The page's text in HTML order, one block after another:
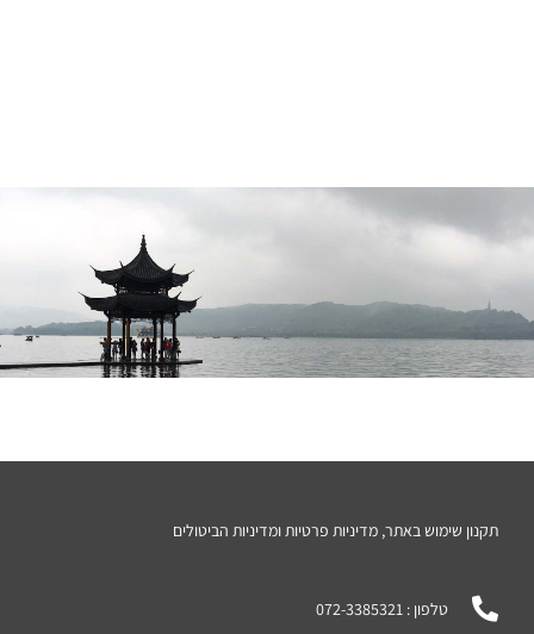
תקנון שימוש באתר, מדיניות פרטיות ומדיניות הביטולים
טלפון : 072-3385321